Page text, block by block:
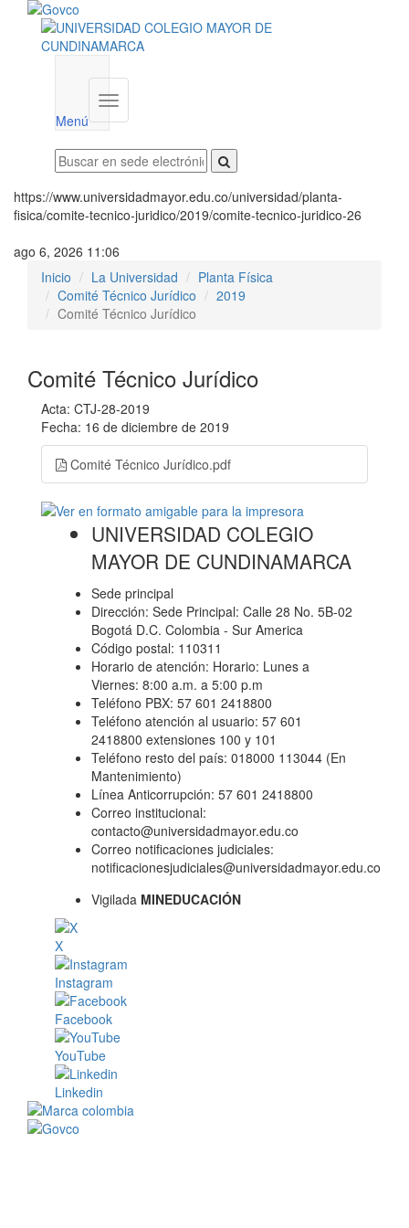
Menú
Menú
institucional
https://www.universidadmayor.edu.co/universidad/planta-
fisica/comite-tecnico-juridico/2019/comite-tecnico-juridico-26
ago 6, 2026 11:06
Inicio
La Universidad
Planta Física
Comité Técnico Jurídico
2019
Comité Técnico Jurídico
Comité Técnico Jurídico
Acta: CTJ-28-2019
Fecha: 16 de diciembre de 2019
Comité Técnico Jurídico.pdf
UNIVERSIDAD COLEGIO
MAYOR DE CUNDINAMARCA
Sede principal
Dirección: Sede Principal: Calle 28 No. 5B-02
Bogotá D.C. Colombia - Sur America
Código postal: 110311
Horario de atención: Horario: Lunes a
Viernes: 8:00 a.m. a 5:00 p.m
Teléfono PBX: 57 601 2418800
Teléfono atención al usuario: 57 601
2418800 extensiones 100 y 101
Teléfono resto del país: 018000 113044 (En
Mantenimiento)
Línea Anticorrupción: 57 601 2418800
Correo institucional:
contacto@universidadmayor.edu.co
Correo notificaciones judiciales:
notificacionesjudiciales@universidadmayor.edu.co
Vigilada MINEDUCACIÓN
X
Instagram
Facebook
YouTube
Linkedin